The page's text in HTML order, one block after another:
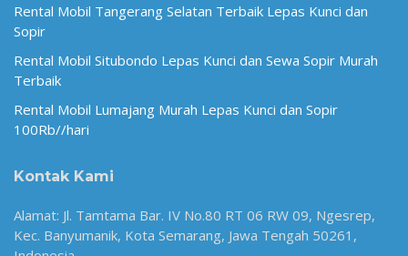
Rental Mobil Tangerang Selatan Terbaik Lepas Kunci dan
Sopir
Rental Mobil Situbondo Lepas Kunci dan Sewa Sopir Murah
Terbaik
Rental Mobil Lumajang Murah Lepas Kunci dan Sopir
100Rb//hari
Kontak Kami
Alamat: Jl. Tamtama Bar. IV No.80 RT 06 RW 09, Ngesrep,
Kec. Banyumanik, Kota Semarang, Jawa Tengah 50261,